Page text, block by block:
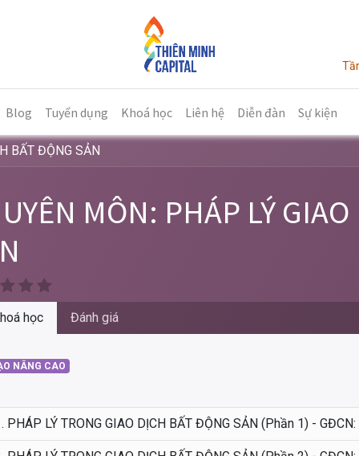
Blog Tuyển dụng Khoá học Liên hệ Diễn đàn Sự kiện
BẤT ĐỘNG SẢN
MÔN: PHÁP LÝ
học Đánh giá
NÂNG CAO
PHÁP LÝ TRONG GIAO DỊCH BẤT ĐỘNG SẢN (Phần 1) -